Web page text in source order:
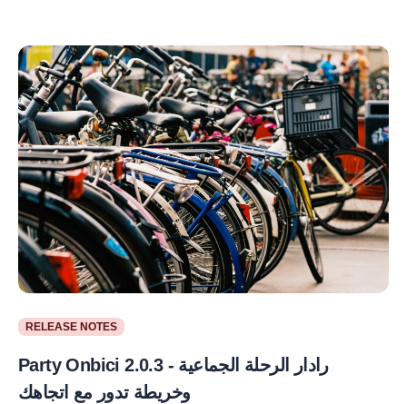
RELEASE NOTES
Party Onbici 2.0.3 - رادار الرحلة الجماعية
وخريطة تدور مع اتجاهك